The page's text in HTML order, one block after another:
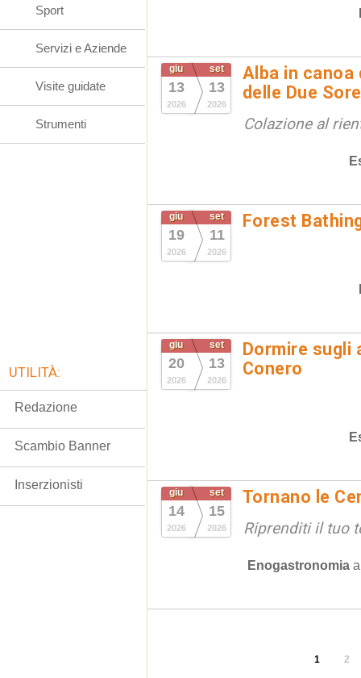
giu
13
2026
set
13
2026
Alba in canoa
delle Due
Colazione al
giu
19
2026
set
11
2026
Forest
giu
20
2026
set
13
2026
Dormire sugli
Conero
giu
14
2026
set
15
2026
Tornano le
Riprenditi il tuo
Enogastronomia
1 2
Sport
Servizi e Aziende
Visite guidate
Strumenti
UTILITÀ:
Redazione
Scambio Banner
Inserzionisti